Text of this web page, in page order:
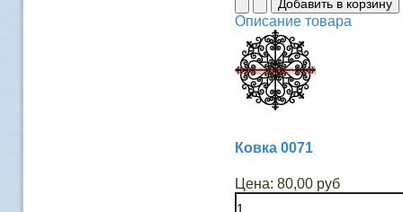
Описание товара
Ковка 0071
Цена: 80,00 руб